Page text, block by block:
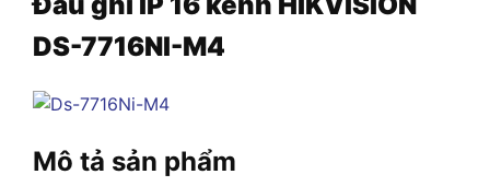
DS-7716NI-M4
Mô tả sản phẩm